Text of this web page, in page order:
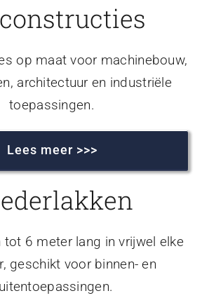
op maat voor machinebouw,
architectuur en industriële
toepassingen.
Lees meer >>>
tot 6 meter lang in vrijwel elke
geschikt voor binnen- en